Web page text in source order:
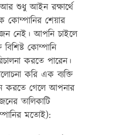
শুধু আইন রক্ষার্থে
কোম্পানির শেয়ার
নেই। আপনি চাইলে
কোম্পানি
করতে পারেন।
করি এক ব্যক্তি
করতে গেলে আপনার
তালিকাটি
মতোই):